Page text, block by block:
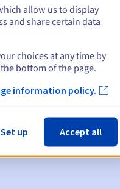
te melden
allow us to display
and share certain data
choices at any time by
bottom of the page.
information policy.
Set up Accept all